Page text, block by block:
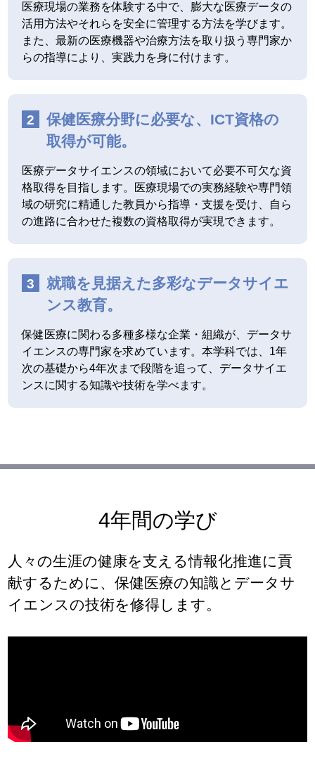
医療現場の業務を体験する中で、膨大な医療データの
活用方法やそれらを安全に管理する方法を学びます。
また、最新の医療機器や治療方法を取り扱う専門家か
らの指導により、実践力を身に付けます。
保健医療分野に必要な、ICT資格の
取得が可能。
医療データサイエンスの領域において必要不可欠な資
格取得を目指します。医療現場での実務経験や専門領
域の研究に精通した教員から指導・支援を受け、自ら
の進路に合わせた複数の資格取得が実現できます。
就職を見据えた多彩なデータサイエ
ンス教育。
保健医療に関わる多種多様な企業・組織が、データサ
イエンスの専門家を求めています。本学科では、1年
次の基礎から4年次まで段階を追って、データサイエ
ンスに関する知識や技術を学べます。
4年間の学び
人々の生涯の健康を支える情報化推進に貢
献するために、保健医療の知識とデータサ
イエンスの技術を修得します。